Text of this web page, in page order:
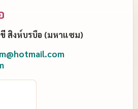
สิงห์บรบือ (มหาแซม)